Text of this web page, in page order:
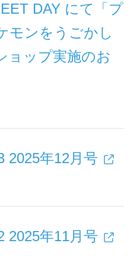
DAY にて「プ
モンをうごかし
ョップ実施のお
2025年12月号
2025年11月号